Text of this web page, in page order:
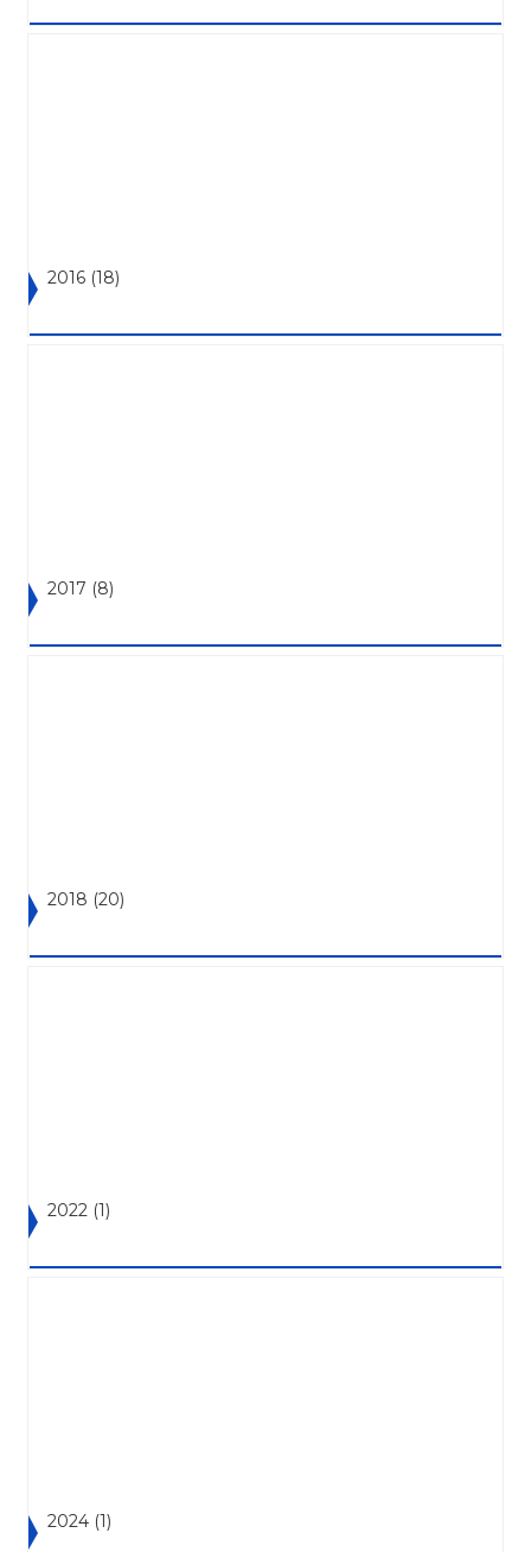
2016 (18)
2017 (8)
2018 (20)
2022 (1)
2024 (1)